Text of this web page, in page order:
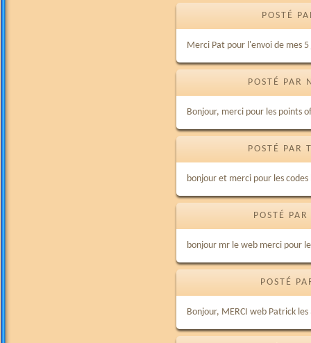
POSTÉ
Merci Pat pour l'envoi de mes 5
POSTÉ
Bonjour, merci pour les points
POSTÉ
bonjour et merci pour les
POSTÉ
bonjour mr le web merci pour
POSTÉ
Bonjour, MERCI web Patrick